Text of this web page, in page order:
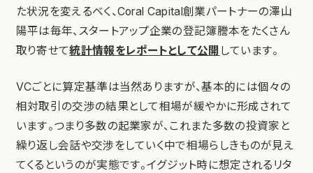
た状況を変えるべく、Coral Capital創業パートナーの澤山
陽平は毎年、スタートアップ企業の登記簿謄本をたくさん
取り寄せて統計情報をレポートとして公開 しています。
VCごとに算定基準は当然ありますが、基本的には個々の
相対取引の交渉の結果として相場が緩やかに形成されて
います。つまり多数の起業家が、これまた多数の投資家と
繰り返し会話や交渉をしていく中で相場らしきものが見え
てくるというのが実態です。イグジット時に想定されるリタ